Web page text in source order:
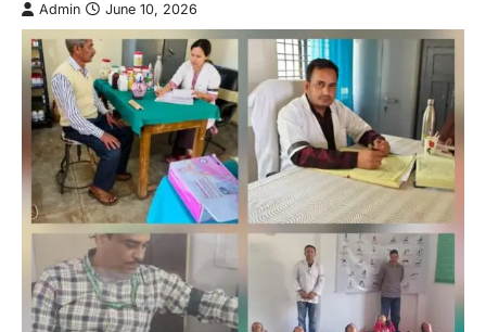
Admin June 10, 2026